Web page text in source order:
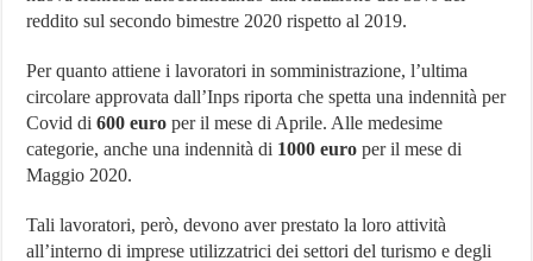
reddito sul secondo bimestre 2020 rispetto al 2019.
Per quanto attiene i lavoratori in somministrazione, l’ultima
circolare approvata dall’Inps riporta che spetta una indennità per
Covid di600 euro per il mese di Aprile. Alle medesime
categorie, anche una indennità di 1000 euro per il mese di
Maggio 2020.
Tali lavoratori, però, devono aver prestato la loro attività
all’interno di imprese utilizzatrici dei settori del turismo e degli